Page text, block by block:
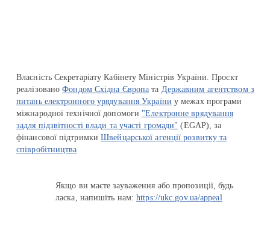
Власність Секретаріату Кабінету Міністрів України. Проєкт
реалізованоФондом Східна Європа та Державним агентством з
питань електронного урядування України у межах програми
міжнародної технічної допомоги "Електронне врядування
задля підзвітності влади та участі громади" (EGAP), за
фінансової підтримкиШвейцарської агенції розвитку та
співробітництва
Якщо ви маєте зауваження або пропозиції, будь
ласка, напишіть нам:https://ukc.gov.ua/appeal